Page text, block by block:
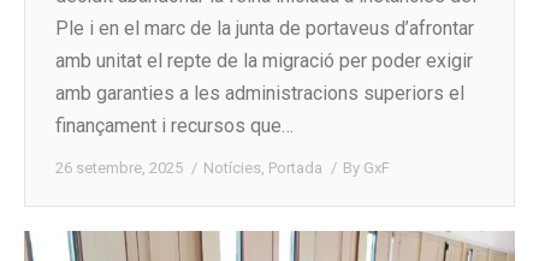
Ple i en el marc de la junta de portaveus d’afrontar
amb unitat el repte de la migració per poder exigir
amb garanties a les administracions superiors el
finançament i recursos que…
26 setembre, 2025 Notícies Portada By GxF